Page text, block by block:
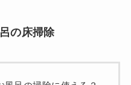
の床掃除